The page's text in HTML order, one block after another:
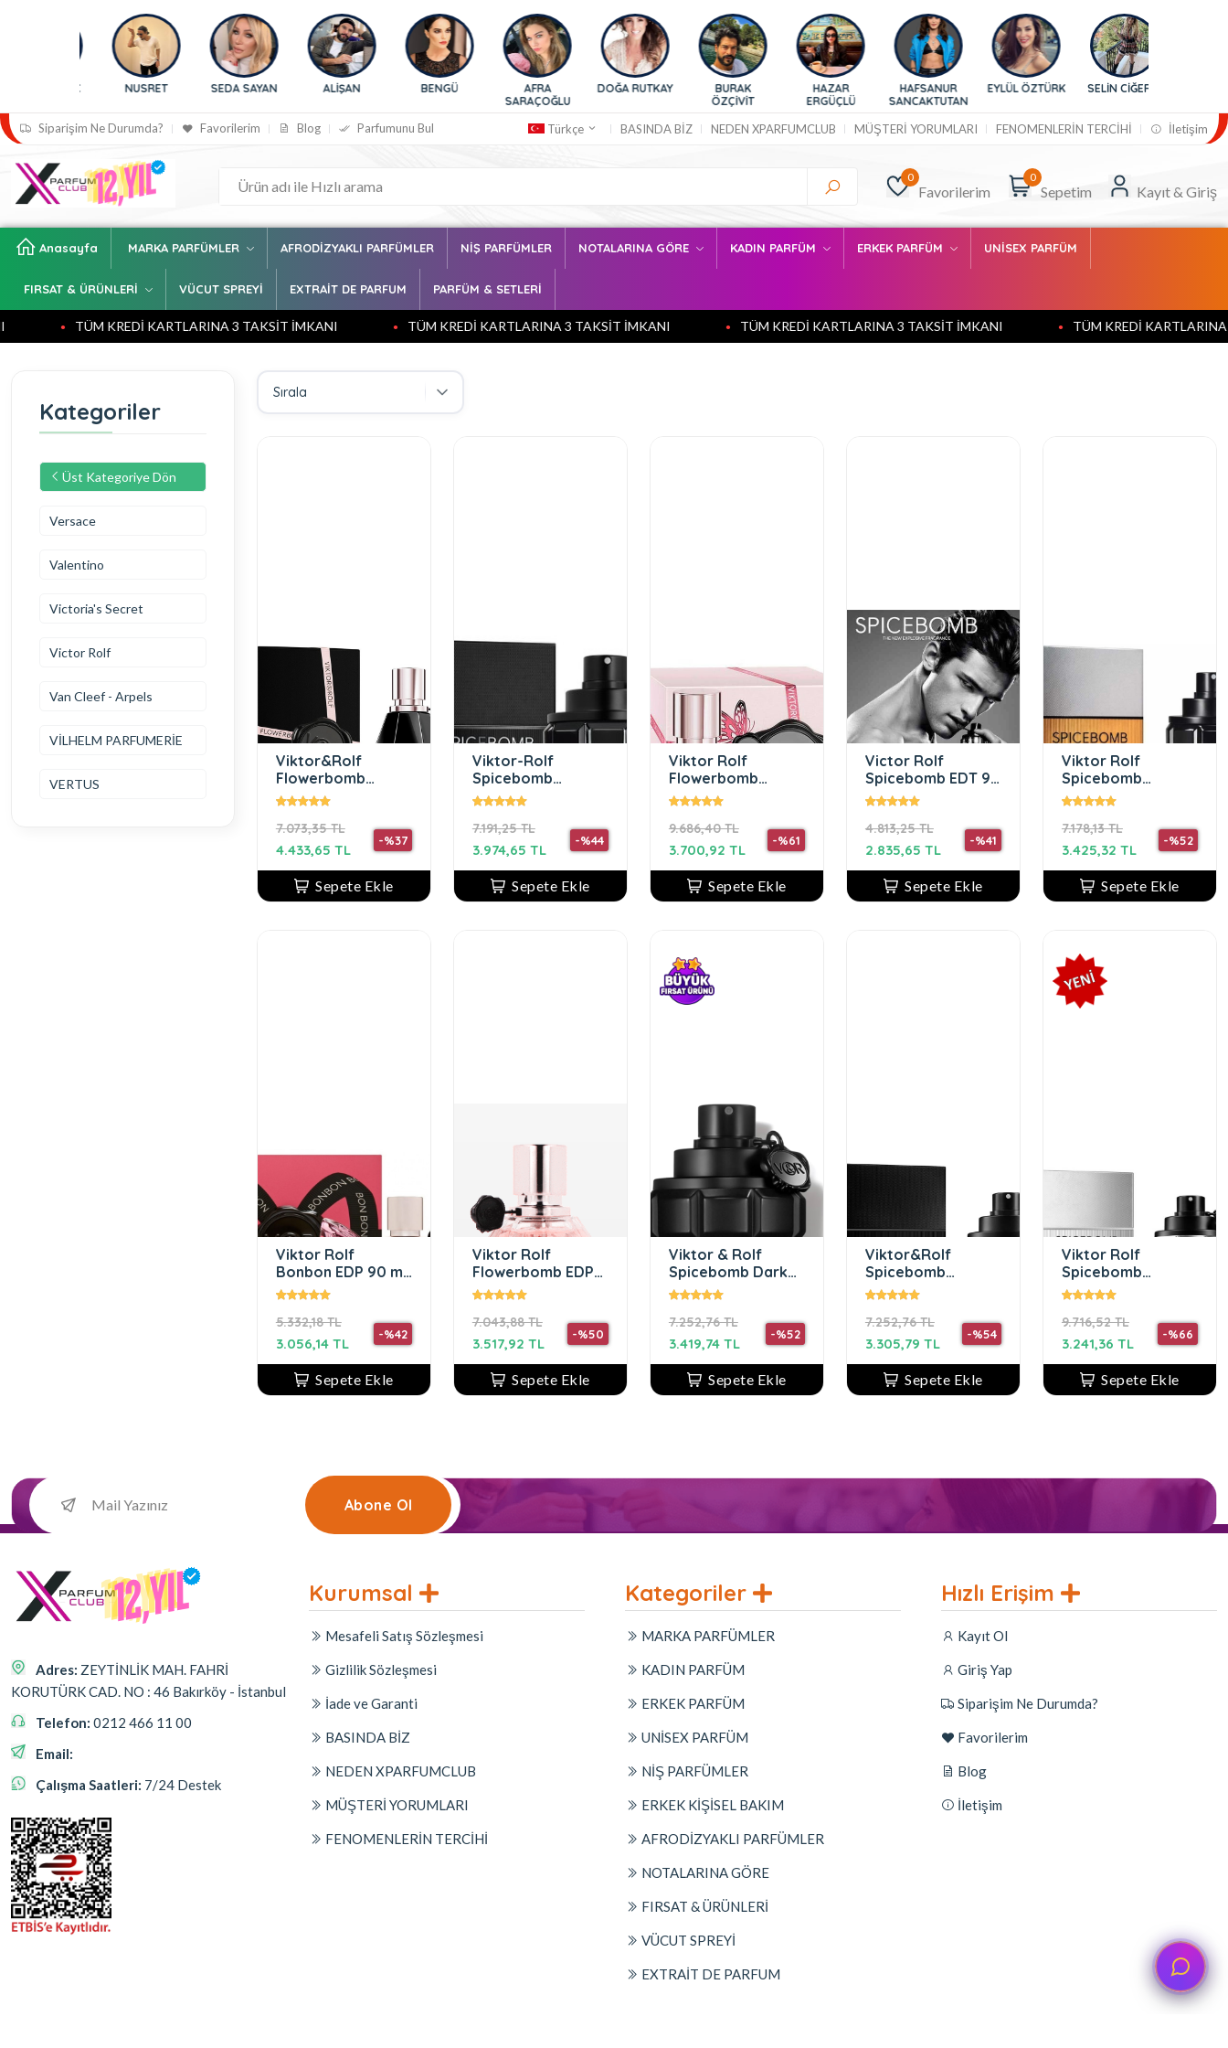
NUSRET SEDA SAYAN ALİŞAN BENGÜ
SARAÇOĞLU
DOĞA RUTKAY
BURAK
ÖZÇİVİT
HAZAR
ERGÜÇLÜ
HAFSANUR
SANCAKTUTAN
EYLÜL ÖZTÜRK SELİN CİĞERCİ
Siparişim Ne Durumda? Favorilerim Blog Parfumunu Bul Türkçe BASINDA BİZ NEDEN XPARFUMCLUB MÜŞTERİ YORUMLARI FENOMENLERİN TERCİHİ İletişim
0
Favorilerim
0
Sepetim Kayıt & Giriş
Anasayfa MARKA PARFÜMLER AFRODİZYAKLI PARFÜMLER NİŞ PARFÜMLER NOTALARINA GÖRE KADIN PARFÜM ERKEK PARFÜM UNİSEX PARFÜM
FIRSAT & ÜRÜNLERİ VÜCUT SPREYİ EXTRAİT DE PARFUM PARFÜM & SETLERİ
TÜM KREDİ KARTLARINA 3 TAKSİT İMKANI TÜM KREDİ KARTLARINA 3 TAKSİT İMKANI TÜM KREDİ KARTLARINA 3 TAKSİT İMKANI TÜM KREDİ KARTLARINA 3
Kategoriler
Üst Kategoriye Dön
Versace
Valentino
Victoria's Secret
Victor Rolf
Van Cleef - Arpels
VİLHELM PARFUMERİE
VERTUS
Viktor&Rolf
Flowerbomb
Midnight EDP 100
ml Kadın Parfüm
7.073,35 TL
-%37
4.433,65 TL
Sepete Ekle
Viktor-Rolf
Spicebomb
Nightvision EDT 90
ml Erkek Parfüm
7.191,25 TL
-%44
3.974,65 TL
Sepete Ekle
Viktor Rolf
Flowerbomb
Nectar Kadin Eau
De Parfum 90 Ml
9.686,40 TL
-%61
3.700,92 TL
Sepete Ekle
Victor Rolf
Spicebomb EDT 90
ml Erkek Parfüm
4.813,25 TL
-%41
2.835,65 TL
Sepete Ekle
Viktor Rolf
Spicebomb
Extreme 90 ml EDP
Erkek Parfüm
7.178,13 TL
-%52
3.425,32 TL
Sepete Ekle
Viktor Rolf
Bonbon EDP 90 ml
Kadın Parfüm
5.332,18 TL
-%42
3.056,14 TL
Sepete Ekle
Viktor Rolf
Flowerbomb EDP
100 ml Kadın
Parfüm
7.043,88 TL
-%50
3.517,92 TL
Sepete Ekle
Viktor & Rolf
Spicebomb Dark
Leather EDP 90ML
Erkek Parfüm
7.252,76 TL
-%52
3.419,74 TL
Sepete Ekle
Viktor&Rolf
Spicebomb
Infrared EDT 90 ml
Erkek Parfüm
7.252,76 TL
-%54
3.305,79 TL
Sepete Ekle
Viktor Rolf
Spicebomb
Metallic Musk Edp
90 Ml Erkek
Parfüm
9.716,52 TL
-%66
3.241,36 TL
Sepete Ekle
Abone Ol
Adres: ZEYTİNLİK MAH. FAHRİ
KORUTÜRK CAD. NO : 46 Bakırköy - İstanbul
Telefon: 0212 466 11 00
Email:
Çalışma Saatleri: 7/24 Destek
Kurumsal
Mesafeli Satış Sözleşmesi
Gizlilik Sözleşmesi
İade ve Garanti
BASINDA BİZ
NEDEN XPARFUMCLUB
MÜŞTERİ YORUMLARI
FENOMENLERİN TERCİHİ
Kategoriler
MARKA PARFÜMLER
KADIN PARFÜM
ERKEK PARFÜM
UNİSEX PARFÜM
NİŞ PARFÜMLER
ERKEK KİŞİSEL BAKIM
AFRODİZYAKLI PARFÜMLER
NOTALARINA GÖRE
FIRSAT & ÜRÜNLERİ
VÜCUT SPREYİ
EXTRAİT DE PARFUM
Hızlı Erişim
Kayıt Ol
Giriş Yap
Siparişim Ne Durumda?
Favorilerim
Blog
İletişim